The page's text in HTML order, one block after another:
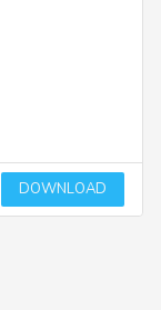
DOWNLOAD